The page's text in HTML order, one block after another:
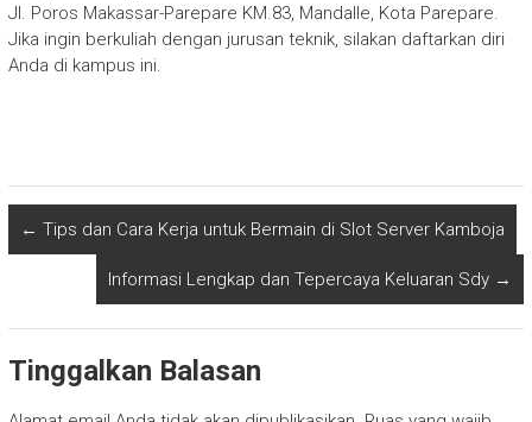
Jl. Poros Makassar-Parepare KM.83, Mandalle, Kota Parepare.
Jika ingin berkuliah dengan jurusan teknik, silakan daftarkan diri
Anda di kampus ini.
← Tips dan Cara Kerja untuk Bermain di Slot Server Kamboja
Informasi Lengkap dan Tepercaya Keluaran Sdy →
Tinggalkan Balasan